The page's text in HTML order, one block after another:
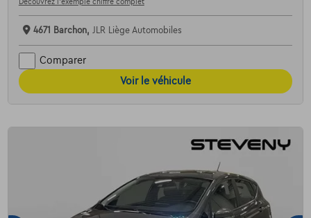
4671 Barchon, JLR Liège Automobiles
Comparer
Voir le véhicule